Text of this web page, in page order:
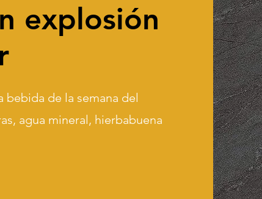
explosión
bebida de la semana del
agua mineral, hierbabuena